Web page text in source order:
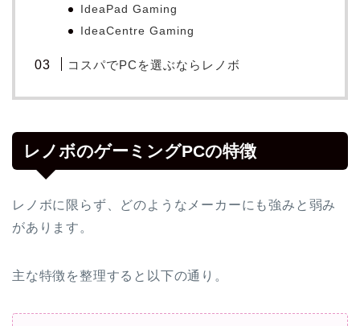
IdeaPad Gaming
IdeaCentre Gaming
コスパでPCを選ぶならレノボ
レノボのゲーミングPCの特徴
レノボに限らず、どのようなメーカーにも強みと弱み
があります。
主な特徴を整理すると以下の通り。